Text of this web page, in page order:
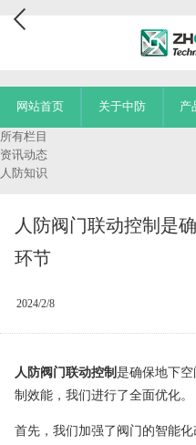
网站首页 关于中防 产
所有栏目
资讯动态
人防知识
人防阀门联动控制是
环节
2024/2/8
人防阀门联动控制 是确保地下
制效能，我们进行了全面优化。
首先，我们加强了阀门的智能